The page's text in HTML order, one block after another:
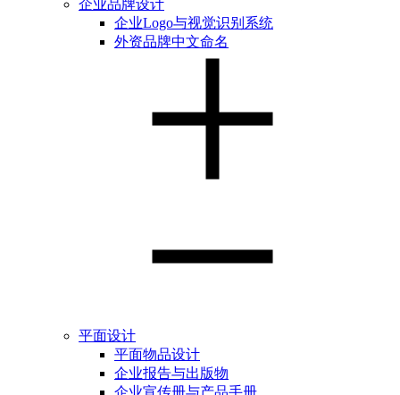
企业品牌设计
企业Logo与视觉识别系统
外资品牌中文命名
平面设计
平面物品设计
企业报告与出版物
企业宣传册与产品手册